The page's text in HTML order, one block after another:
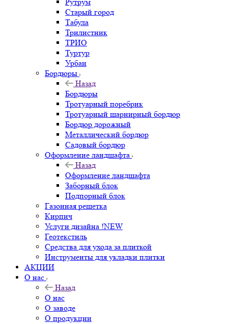
Старый город
Табула
Трилистник
ТРИО
Туртур
Урбан
Бордюры
Назад
Бордюры
Тротуарный поребрик
Тротуарный шарнирный бордюр
Бордюр дорожный
Металлический бордюр
Садовый бордюр
Оформление ландшафта
Назад
Оформление ландшафта
Заборный блок
Подпорный блок
Газонная решетка
Кирпич
Услуги дизайна !NEW
Геотекстиль
Средства для ухода за плиткой
Инструменты для укладки плитки
АКЦИИ
О нас
Назад
О нас
О заводе
О продукции